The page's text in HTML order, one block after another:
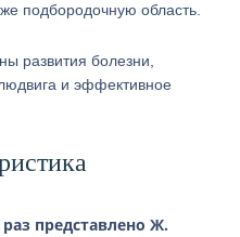
подбородочную область.
развития болезни,
и эффективное
представлено Ж.